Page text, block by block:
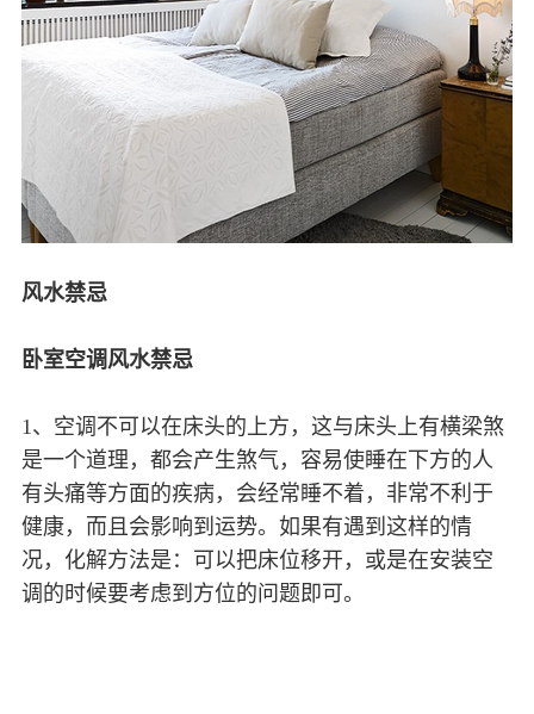
风水禁忌
卧室空调风水禁忌
1、空调不可以在床头的上方，这与床头上有横梁煞
是一个道理，都会产生煞气，容易使睡在下方的人
有头痛等方面的疾病，会经常睡不着，非常不利于
健康，而且会影响到运势。如果有遇到这样的情
况，化解方法是：可以把床位移开，或是在安装空
调的时候要考虑到方位的问题即可。